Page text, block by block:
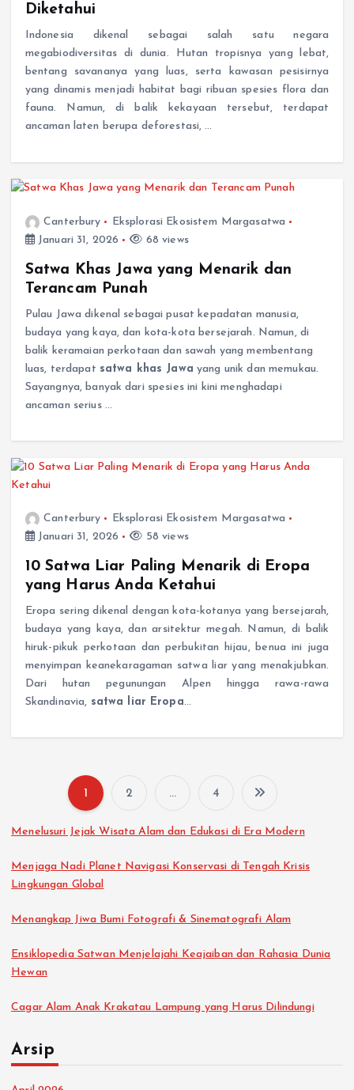
Diketahui
Indonesia dikenal sebagai salah satu negara
megabiodiversitas di dunia. Hutan tropisnya yang lebat,
bentang savananya yang luas, serta kawasan pesisirnya
yang dinamis menjadi habitat bagi ribuan spesies flora dan
fauna. Namun, di balik kekayaan tersebut, terdapat
ancaman laten berupa deforestasi, …
Canterbury
Eksplorasi Ekosistem Margasatwa
Januari 31, 2026
68 views
Satwa Khas Jawa yang Menarik dan
Terancam Punah
Pulau Jawa dikenal sebagai pusat kepadatan manusia,
budaya yang kaya, dan kota-kota bersejarah. Namun, di
balik keramaian perkotaan dan sawah yang membentang
luas, terdapat satwa khas Jawa yang unik dan memukau.
Sayangnya, banyak dari spesies ini kini menghadapi
ancaman serius …
Canterbury
Eksplorasi Ekosistem Margasatwa
Januari 31, 2026
58 views
10 Satwa Liar Paling Menarik di Eropa
yang Harus Anda Ketahui
Eropa sering dikenal dengan kota-kotanya yang bersejarah,
budaya yang kaya, dan arsitektur megah. Namun, di balik
hiruk-pikuk perkotaan dan perbukitan hijau, benua ini juga
menyimpan keanekaragaman satwa liar yang menakjubkan.
Dari hutan pegunungan Alpen hingga rawa-rawa
Skandinavia, satwa liar Eropa…
i
n
a
1 2 … 4
Menelusuri Jejak Wisata Alam dan Edukasi di Era Modern
Menjaga Nadi Planet Navigasi Konservasi di Tengah Krisis
Lingkungan Global
Menangkap Jiwa Bumi Fotografi & Sinematografi Alam
Ensiklopedia Satwan Menjelajahi Keajaiban dan Rahasia Dunia
Hewan
Cagar Alam Anak Krakatau Lampung yang Harus Dilindungi
Arsip